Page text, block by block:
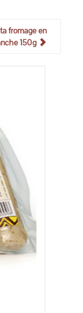
fromage en
150g